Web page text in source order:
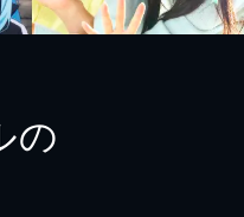
の